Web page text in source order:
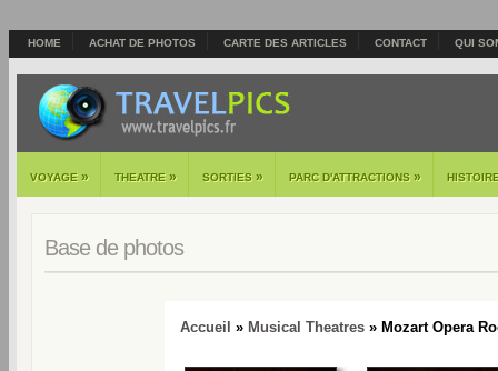
HOME ACHAT DE PHOTOS CARTE DES ARTICLES CONTACT QUI
VOYAGE » THEATRE » SORTIES » PARC D'ATTRACTIONS »
Base de photos
Accueil » Musical Theatres» Mozart Opera